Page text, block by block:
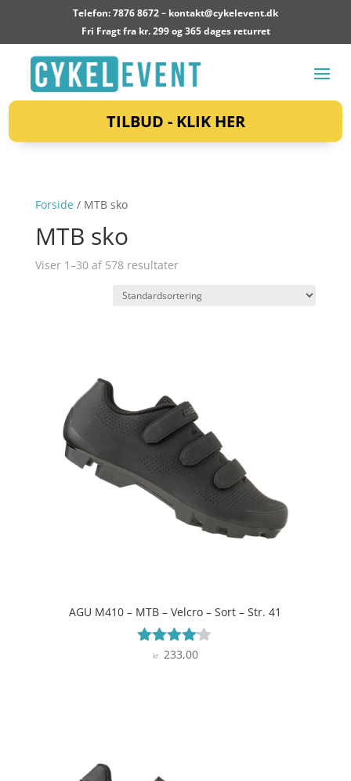
Telefon: 7876 8672 – kontakt@cykelevent.dk
Fri Fragt fra kr. 299 og 365 dages returret
TILBUD - KLIK HER
Forside/ MTB sko
MTB sko
Viser 1–30 af 578 resultater
AGU M410 – MTB – Velcro – Sort – Str. 41
Vurderet
kr.233,00